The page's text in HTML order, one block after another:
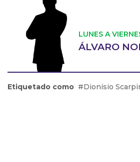
LUNES A
ÁLVARO
Etiquetado como Dionisio